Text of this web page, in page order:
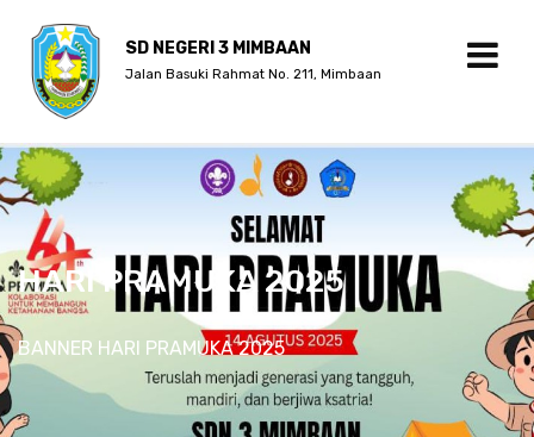
SD NEGERI 3 MIMBAAN
Jalan Basuki Rahmat No. 211, Mimbaan
HARI PRAMUKA 2025
BANNER HARI PRAMUKA 2025